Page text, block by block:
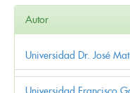
Autor
Universidad Dr. José